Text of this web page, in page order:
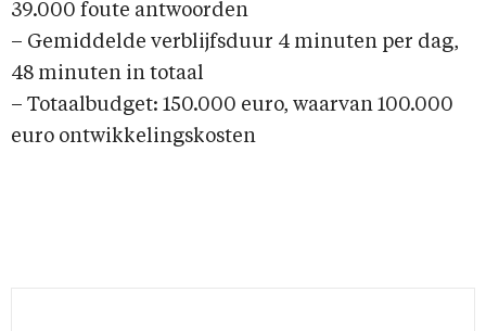
39.000 foute antwoorden
– Gemiddelde verblijfsduur 4 minuten per dag,
48 minuten in totaal
– Totaalbudget: 150.000 euro, waarvan 100.000
euro ontwikkelingskosten